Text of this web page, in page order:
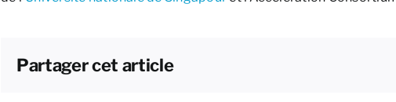
Partager cet article